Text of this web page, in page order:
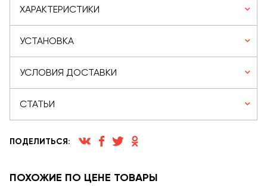
ХАРАКТЕРИСТИКИ
УСТАНОВКА
УСЛОВИЯ ДОСТАВКИ
СТАТЬИ
ПОДЕЛИТЬСЯ:
ПОХОЖИЕ ПО ЦЕНЕ ТОВАРЫ